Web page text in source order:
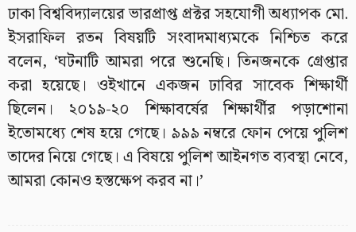
ঢাকা বিশ্ববিদ্যালয়ের ভারপ্রাপ্ত প্রক্টর সহযোগী অধ্যাপক মো.
ইসরাফিল রতন বিষয়টি সংবাদমাধ্যমকে নিশ্চিত করে
বলেন, ‘ঘটনাটি আমরা পরে শুনেছি। তিনজনকে গ্রেপ্তার
করা হয়েছে। ওইখানে একজন ঢাবির সাবেক শিক্ষার্থী
ছিলেন। ২০১৯-২০ শিক্ষাবর্ষের শিক্ষার্থীর পড়াশোনা
ইতোমধ্যে শেষ হয়ে গেছে। ৯৯৯ নম্বরে ফোন পেয়ে পুলিশ
তাদের নিয়ে গেছে। এ বিষয়ে পুলিশ আইনগত ব্যবস্থা নেবে,
আমরা কোনও হস্তক্ষেপ করব না।’